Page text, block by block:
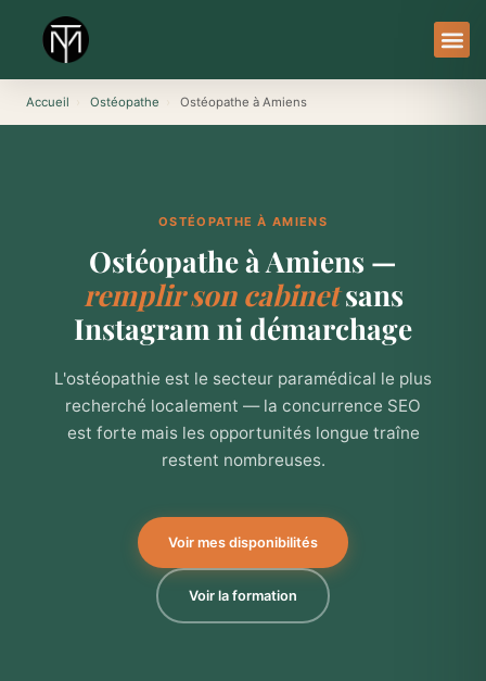
contenu
Accueil Ostéopathe Ostéopathe à Amiens
OSTÉOPATHE À AMIENS
Ostéopathe à Amiens —
remplir son cabinetsans
Instagram ni démarchage
L'ostéopathie est le secteur paramédical le plus
recherché localement — la concurrence SEO
est forte mais les opportunités longue traîne
restent nombreuses.
Voir mes disponibilités
Voir la formation